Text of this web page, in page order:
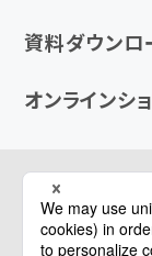
資料ダウンロ
オンラインシ
関連サイト